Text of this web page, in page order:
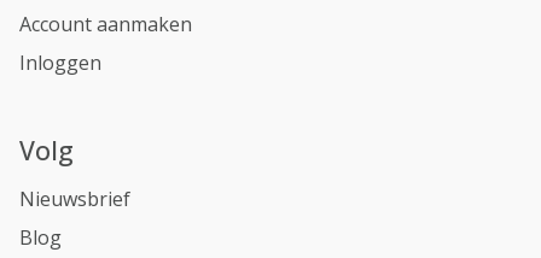
Account aanmaken
Inloggen
Volg
Nieuwsbrief
Blog